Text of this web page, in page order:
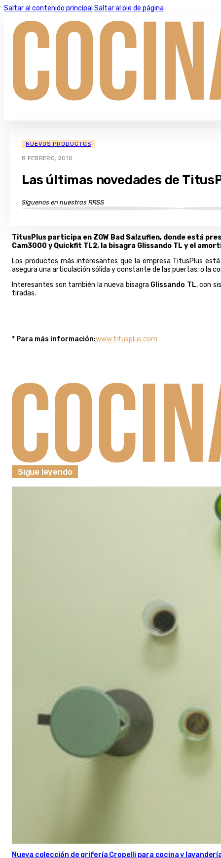
Saltar al contenido principal Saltar al pie de página
NUEVOS PRODUCTOS
8 FEBRERO, 2010
Las últimas novedades de
Síguenos en nuestras RRSS
TitusPlus participa en ZOW Bad Salzuflen, donde está
Cam3000 y Quickfit TL2, la bisagra Glissando TL y el
Los productos más interesantes que la empresa TitusPlus
asegura una articulación sólida y constante de las puertas; o la
Interesantes son también la nueva bisagra Glissando TL, con
tiradas.
* Para más información:www.titusplus.com
Sigue leyendo
Nueva colección de grifería Cropelli para cocina y